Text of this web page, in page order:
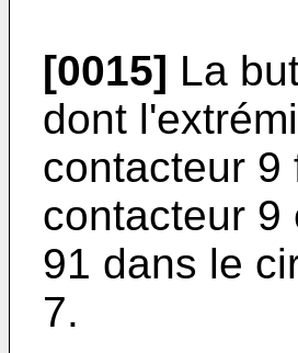
[0015] La
dont
contacteur 9
contacteur 9
91 dans le
7.